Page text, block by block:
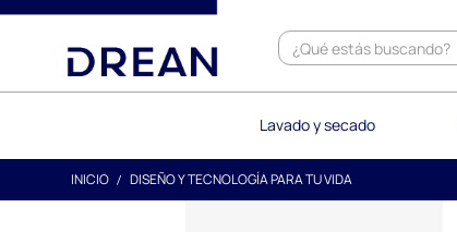
text.skipToContent
text.skipToNavigation
Lavado y secado
INICIO DISEÑO Y TECNOLOGÍA PARA TU VIDA